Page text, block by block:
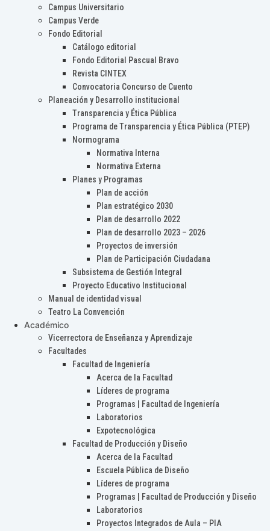
Campus Universitario
Campus Verde
Fondo Editorial
Catálogo editorial
Fondo Editorial Pascual Bravo
Revista CINTEX
Convocatoria Concurso de Cuento
Planeación y Desarrollo institucional
Transparencia y Ética Pública
Programa de Transparencia y Ética Pública (PTEP)
Normograma
Normativa Interna
Normativa Externa
Planes y Programas
Plan de acción
Plan estratégico 2030
Plan de desarrollo 2022
Plan de desarrollo 2023 – 2026
Proyectos de inversión
Plan de Participación Ciudadana
Subsistema de Gestión Integral
Proyecto Educativo Institucional
Manual de identidad visual
Teatro La Convención
Académico
Vicerrectora de Enseñanza y Aprendizaje
Facultades
Facultad de Ingeniería
Acerca de la Facultad
Líderes de programa
Programas | Facultad de Ingeniería
Laboratorios
Expotecnológica
Facultad de Producción y Diseño
Acerca de la Facultad
Escuela Pública de Diseño
Líderes de programa
Programas | Facultad de Producción y Diseño
Laboratorios
Proyectos Integrados de Aula – PIA